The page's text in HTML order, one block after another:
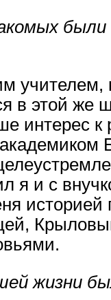
были
в этой
интерес к
я и с
жизни